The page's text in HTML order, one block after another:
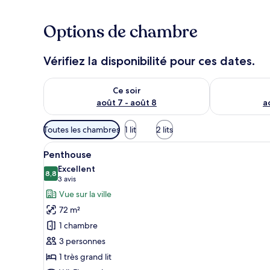
Options de chambre
Vérifiez la disponibilité pour ces dates.
Ce soir
août 7 - août 8
Vérifier la disponibilité pour ce soir août 7 - août 8
Vérifier la
Filtres
disponibles
pour
les
chambres
Toutes les chambres 1 lit 2 lits
Afficher
toutes
les
photos
pour
ce
type
de
chambre :
Une chambre d’hôtel équipée
5
Penthouse
8,88,8 sur 10
Excellent
3 avis
(3 avis)
Vue sur la ville
72 m²
1 chambre
3 personnes
1 très grand lit